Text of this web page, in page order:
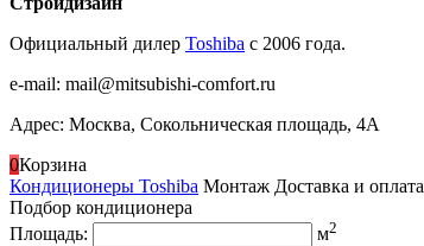
Официальный дилер Toshiba c 2006 года.
e-mail: mail@mitsubishi-comfort.ru
Адрес: Москва, Сокольническая площадь, 4А
0Корзина
Кондиционеры Toshiba Монтаж Доставка и оплата
Подбор кондиционера
Площадь:
м2